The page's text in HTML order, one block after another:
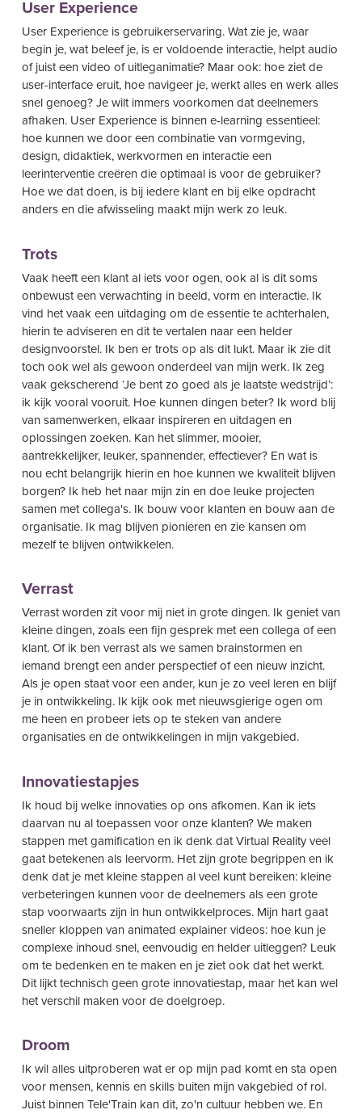
User Experience
User Experience is gebruikerservaring. Wat zie je, waar
begin je, wat beleef je, is er voldoende interactie, helpt audio
of juist een video of uitleganimatie? Maar ook: hoe ziet de
user-interface eruit, hoe navigeer je, werkt alles en werk alles
snel genoeg? Je wilt immers voorkomen dat deelnemers
afhaken. User Experience is binnen e-learning essentieel:
hoe kunnen we door een combinatie van vormgeving,
design, didaktiek, werkvormen en interactie een
leerinterventie creëren die optimaal is voor de gebruiker?
Hoe we dat doen, is bij iedere klant en bij elke opdracht
anders en die afwisseling maakt mijn werk zo leuk.
Trots
Vaak heeft een klant al iets voor ogen, ook al is dit soms
onbewust een verwachting in beeld, vorm en interactie. Ik
vind het vaak een uitdaging om de essentie te achterhalen,
hierin te adviseren en dit te vertalen naar een helder
designvoorstel. Ik ben er trots op als dit lukt. Maar ik zie dit
toch ook wel als gewoon onderdeel van mijn werk. Ik zeg
vaak gekscherend ‘Je bent zo goed als je laatste wedstrijd’:
ik kijk vooral vooruit. Hoe kunnen dingen beter? Ik word blij
van samenwerken, elkaar inspireren en uitdagen en
oplossingen zoeken. Kan het slimmer, mooier,
aantrekkelijker, leuker, spannender, effectiever? En wat is
nou echt belangrijk hierin en hoe kunnen we kwaliteit blijven
borgen? Ik heb het naar mijn zin en doe leuke projecten
samen met collega's. Ik bouw voor klanten en bouw aan de
organisatie. Ik mag blijven pionieren en zie kansen om
mezelf te blijven ontwikkelen.
Verrast
Verrast worden zit voor mij niet in grote dingen. Ik geniet van
kleine dingen, zoals een fijn gesprek met een collega of een
klant. Of ik ben verrast als we samen brainstormen en
iemand brengt een ander perspectief of een nieuw inzicht.
Als je open staat voor een ander, kun je zo veel leren en blijf
je in ontwikkeling. Ik kijk ook met nieuwsgierige ogen om
me heen en probeer iets op te steken van andere
organisaties en de ontwikkelingen in mijn vakgebied.
Innovatiestapjes
Ik houd bij welke innovaties op ons afkomen. Kan ik iets
daarvan nu al toepassen voor onze klanten? We maken
stappen met gamification en ik denk dat Virtual Reality veel
gaat betekenen als leervorm. Het zijn grote begrippen en ik
denk dat je met kleine stappen al veel kunt bereiken: kleine
verbeteringen kunnen voor de deelnemers als een grote
stap voorwaarts zijn in hun ontwikkelproces. Mijn hart gaat
sneller kloppen van animated explainer videos: hoe kun je
complexe inhoud snel, eenvoudig en helder uitleggen? Leuk
om te bedenken en te maken en je ziet ook dat het werkt.
Dit lijkt technisch geen grote innovatiestap, maar het kan wel
het verschil maken voor de doelgroep.
Droom
Ik wil alles uitproberen wat er op mijn pad komt en sta open
voor mensen, kennis en skills buiten mijn vakgebied of rol.
Juist binnen Tele'Train kan dit, zo'n cultuur hebben we. En